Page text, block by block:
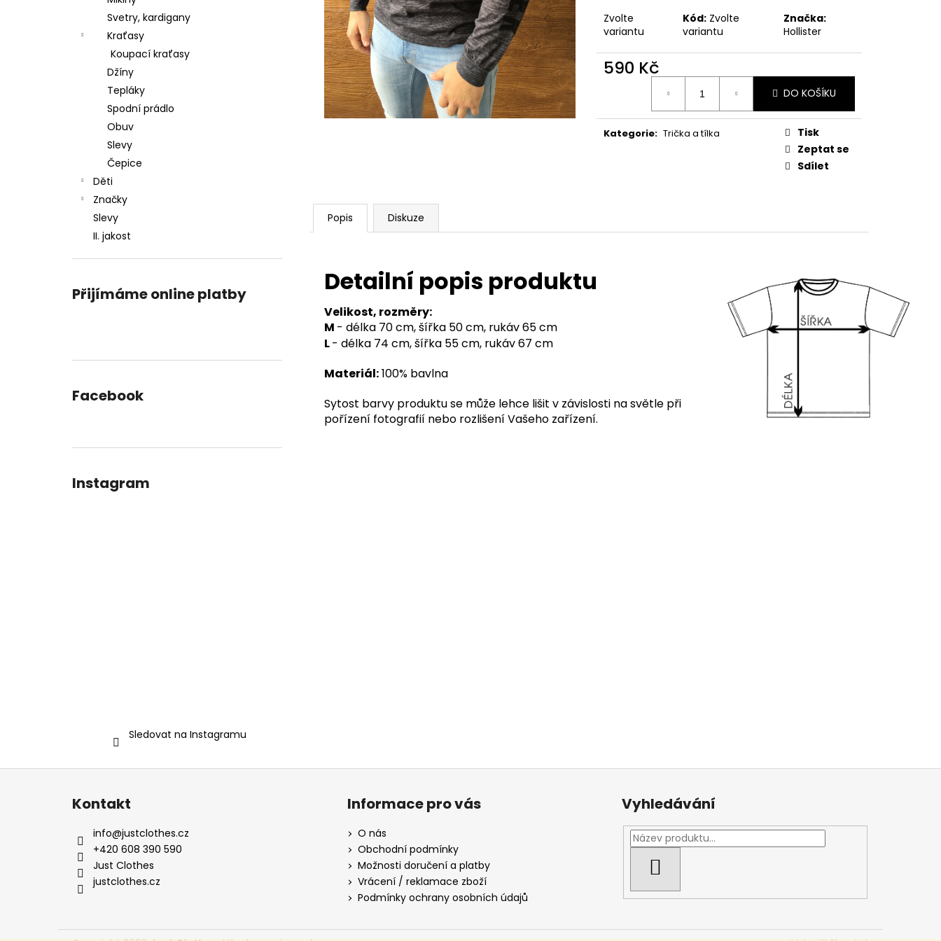
Svetry, kardigany
Kraťasy
Koupací kraťasy
Džíny
Tepláky
Spodní prádlo
Obuv
Slevy
Čepice
Děti
Značky
Slevy
II. jakost
Přijímáme online platby
Facebook
Instagram
Sledovat na Instagramu
Zvolte
variantu
Kód: Zvolte
variantu
Značka:
Hollister
590 Kč
DO KOŠÍKU
Kategorie: Trička a tílka
Tisk
Zeptat se
Sdílet
Popis Diskuze
Detailní popis produktu
Velikost, rozměry:
M - délka 70 cm, šířka 50 cm, rukáv 65 cm
L- délka 74 cm, šířka 55 cm, rukáv 67 cm
Materiál:100% bavlna
Sytost barvy produktu se může lehce lišit v závislosti na světle při
pořízení fotografií nebo rozlišení Vašeho zařízení.
Z
Kontakt
info@justclothes.cz
+420 608 390 590
Just Clothes
justclothes.cz
Informace pro vás
O nás
Obchodní podmínky
Možnosti doručení a platby
Vrácení / reklamace zboží
Podmínky ochrany osobních údajů
Vyhledávání